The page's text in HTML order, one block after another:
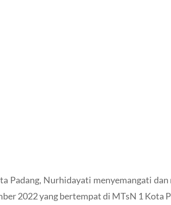
Padang, Nurhidayati menyemangati
2022 yang bertempat di MTsN 1 Kota